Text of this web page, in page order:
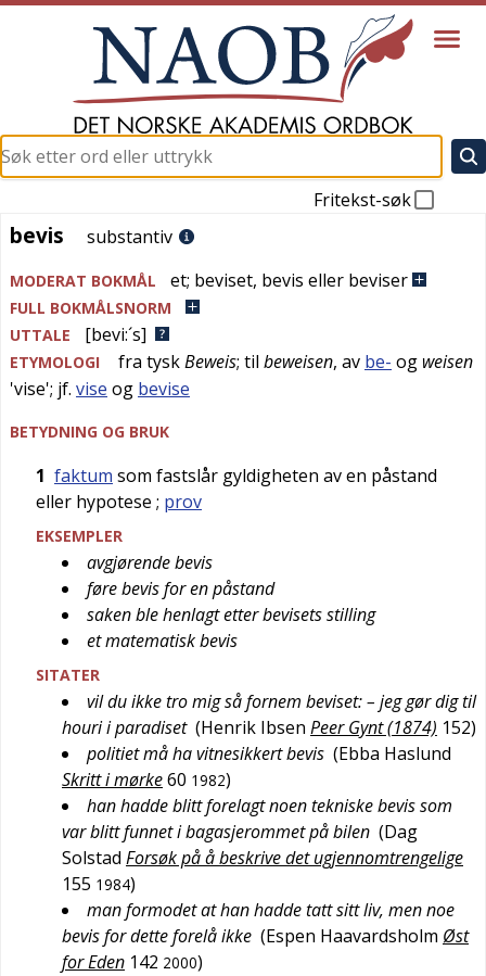
Fritekst-søk
bevis
bevis substantiv
MODERAT BOKMÅL et; beviset, bevis eller beviser
FULL BOKMÅLSNORM
UTTALE
[bevi:´s]
ETYMOLOGI fra tyskBeweis; til beweisen, av be- og weisen
'vise'; jf. vise og bevise
BETYDNING OG BRUK
1 faktum som fastslår gyldigheten av en påstand
eller hypotese ; prov
EKSEMPLER
avgjørende bevis
føre bevis for en påstand
saken ble henlagt etter bevisets stilling
et matematisk bevis
SITATER
vil du ikke tro mig så fornem beviset: – jeg gør dig til
houri i paradiset (Henrik Ibsen Peer Gynt (1874) 152)
politiet må ha vitnesikkert bevis (Ebba Haslund
Skritt i mørke60 1982)
han hadde blitt forelagt noen tekniske bevis som
var blitt funnet i bagasjerommet på bilen (Dag
Solstad Forsøk på å beskrive det ugjennomtrengelige
155 1984)
man formodet at han hadde tatt sitt liv, men noe
bevis for dette forelå ikke (Espen Haavardsholm Øst
for Eden 142 2000)